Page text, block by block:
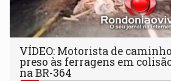
VÍDEO: Motorista de
preso às ferragens em
na BR-364